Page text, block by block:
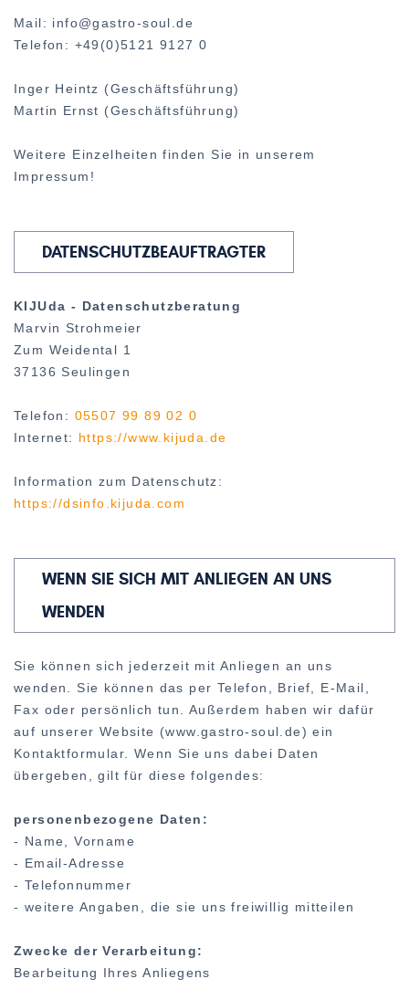
Mail: info@gastro-soul.de
Telefon: +49(0)5121 9127 0
Inger Heintz (Geschäftsführung)
Martin Ernst (Geschäftsführung)
Weitere Einzelheiten finden Sie in unserem
Impressum!
DATENSCHUTZBEAUFTRAGTER
KIJUda - Datenschutzberatung
Marvin Strohmeier
Zum Weidental 1
37136 Seulingen
Telefon: 05507 99 89 02 0
Internet: https://www.kijuda.de
Information zum Datenschutz:
https://dsinfo.kijuda.com
WENN SIE SICH MIT ANLIEGEN AN UNS
WENDEN
Sie können sich jederzeit mit Anliegen an uns
wenden. Sie können das per Telefon, Brief, E-Mail,
Fax oder persönlich tun. Außerdem haben wir dafür
auf unserer Website (www.gastro-soul.de) ein
Kontaktformular. Wenn Sie uns dabei Daten
übergeben, gilt für diese folgendes:
personenbezogene Daten:
- Name, Vorname
- Email-Adresse
- Telefonnummer
- weitere Angaben, die sie uns freiwillig mitteilen
Zwecke der Verarbeitung:
Bearbeitung Ihres Anliegens